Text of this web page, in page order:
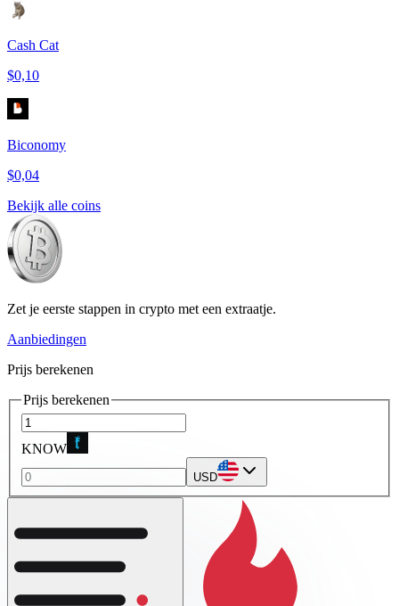
Cash Cat
$0,10
Biconomy
$0,04
Bekijk alle coins
Zet je eerste stappen in crypto met een extraatje.
Aanbiedingen
Prijs berekenen
Prijs berekenen
KNOW
USD